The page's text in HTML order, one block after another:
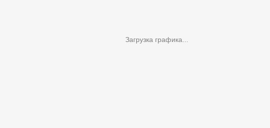
Загрузка графика...